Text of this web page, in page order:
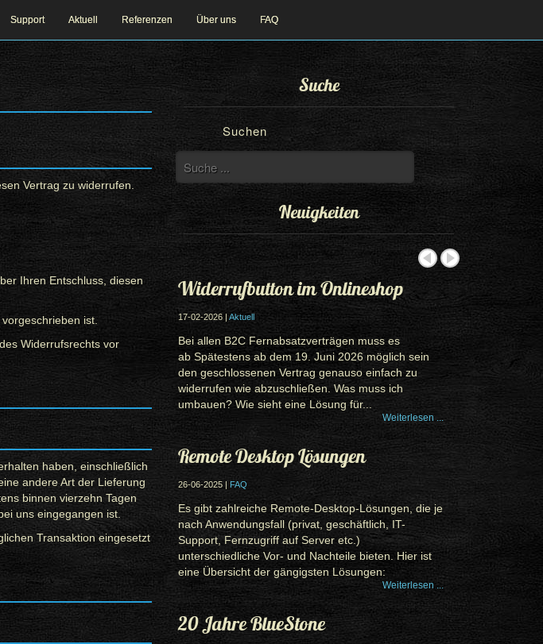
Support Aktuell Referenzen Über uns FAQ
Vertrag zu widerrufen.
Ihren Entschluss, diesen
ist.
Widerrufsrechts vor
haben, einschließlich
andere Art der Lieferung
binnen vierzehn Tagen
uns eingegangen ist.
Transaktion eingesetzt
Suche
Suchen
Neuigkeiten
Widerrufbutton im Onlineshop
17-02-2026 | Aktuell
Bei allen B2C Fernabsatzverträgen muss es
ab Spätestens ab dem 19. Juni 2026 möglich sein
den geschlossenen Vertrag genauso einfach zu
widerrufen wie abzuschließen. Was muss ich
umbauen? Wie sieht eine Lösung für...
Weiterlesen ...
Remote Desktop Lösungen
26-06-2025 | FAQ
Es gibt zahlreiche Remote-Desktop-Lösungen, die je
nach Anwendungsfall (privat, geschäftlich, IT-
Support, Fernzugriff auf Server etc.)
unterschiedliche Vor- und Nachteile bieten. Hier ist
eine Übersicht der gängigsten Lösungen:
Weiterlesen ...
20 Jahre BlueStone